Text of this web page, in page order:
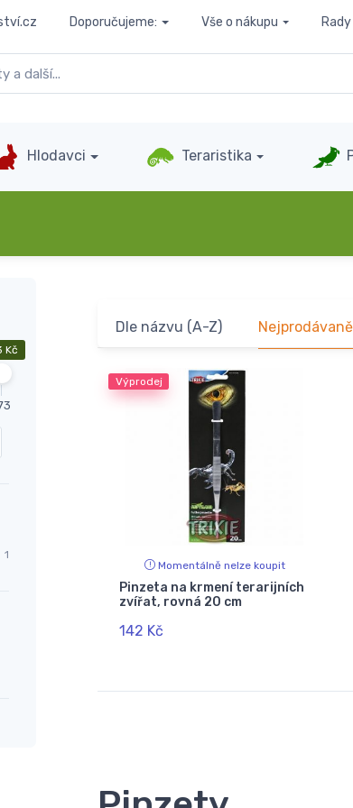
Doporučujeme: Vše o nákupu
Hlodavci Teraristika
Kč
1
Dle názvu (A-Z)
Výprodej
Momentálně nelze koupit
Pinzeta na krmení terarijních
zvířat, rovná 20 cm
142 Kč